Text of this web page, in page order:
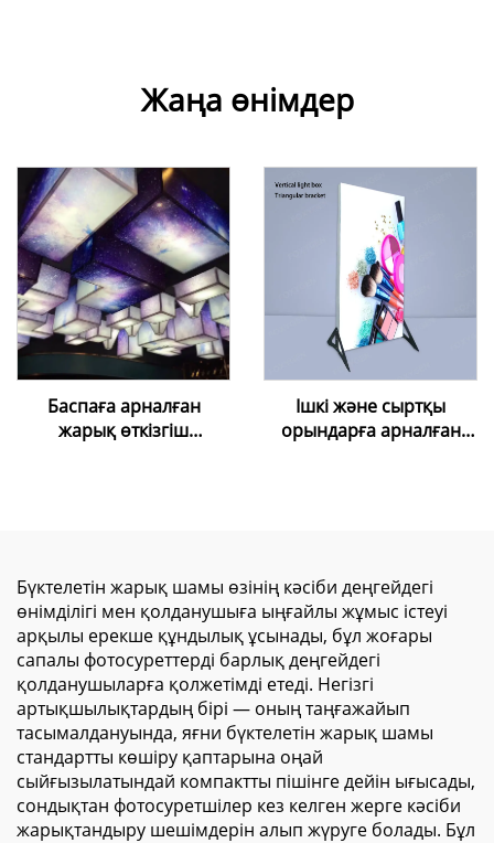
Жаңа өнімдер
Баспаға арналған
жарық өткізгіш
созылғыш таван
мембранасы
Ішкі және сыртқы
орындарға арналған
шамдық тақта,
жарнамалық мақсатта
Бүктелетін жарық шамы өзінің кәсіби деңгейдегі
өнімділігі мен қолданушыға ыңғайлы жұмыс істеуі
арқылы ерекше құндылық ұсынады, бұл жоғары
сапалы фотосуреттерді барлық деңгейдегі
қолданушыларға қолжетімді етеді. Негізгі
артықшылықтардың бірі — оның таңғажайып
тасымалдануында, яғни бүктелетін жарық шамы
стандартты көшіру қаптарына оңай
сыйғызылатындай компактты пішінге дейін ығысады,
сондықтан фотосуретшілер кез келген жерге кәсіби
жарықтандыру шешімдерін алып жүруге болады. Бұл